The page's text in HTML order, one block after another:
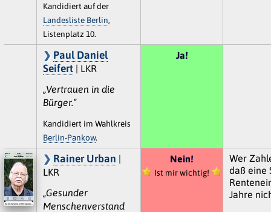
Kandidiert auf der
Landesliste Berlin,
Listenplatz 10.
Paul Daniel
Seifert| LKR
„Vertrauen in die
Bürger.“
Kandidiert im Wahlkreis
Berlin-Pankow.
Ja!
Rainer Urban |
LKR
„Gesunder
Menschenverstand
Nein!
Ist mir wichtig!
Wer
daß eine
Jahre